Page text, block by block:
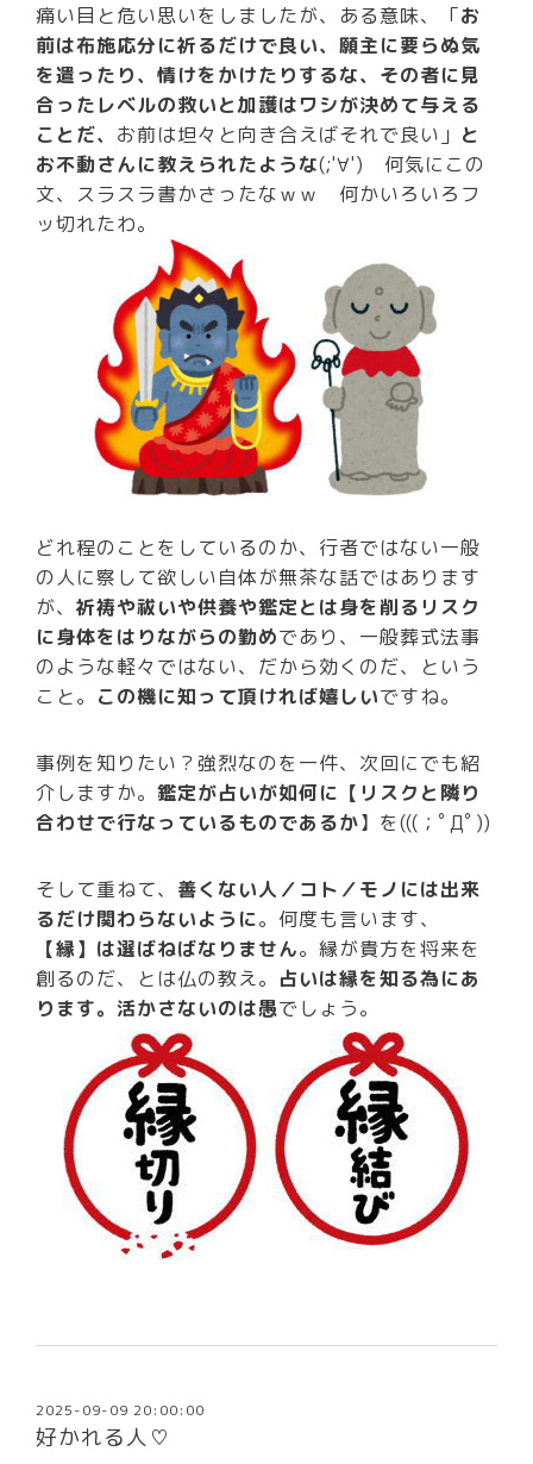
痛い目と危い思いをしましたが、ある意味、「お
前は布施応分に祈るだけで良い、願主に要らぬ気
を遣ったり、情けをかけたりするな、その者に見
合ったレベルの救いと加護はワシが決めて与える
ことだ、 お前は坦々と向き合えばそれで良い」 と
お不動さんに教えられたような(;'∀') 何気にこの
文、スラスラ書かさったなｗｗ 何かいろいろフ
ッ切れたわ。
どれ程のことをしているのか、行者ではない一般
の人に察して欲しい自体が無茶な話ではあります
が、祈祷や祓いや供養や鑑定とは身を削るリスク
に身体をはりながらの勤めであり、一般葬式法事
のような軽々ではない、だから効くのだ、という
こと。 この機に知って頂ければ嬉しいですね。
事例を知りたい？強烈なのを一件、次回にでも紹
介しますか。鑑定が占いが如何に【リスクと隣り
合わせで行なっているものであるか】を(((；ﾟДﾟ))
そして重ねて、 善くない人／コト／モノには出来
るだけ関わらないように。何度も言います、
【縁】は選ばねばなりません。縁が貴方を将来を
創るのだ、とは仏の教え。 占いは縁を知る為にあ
ります。活かさないのは愚でしょう。
2025-09-09 20:00:00
好かれる人♡